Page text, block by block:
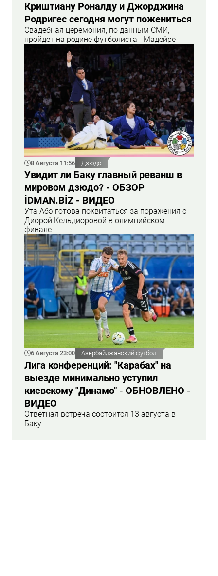
Криштиану Роналду и Джорджина
Родригес сегодня могут пожениться
Свадебная церемония, по данным СМИ,
пройдет на родине футболиста - Мадейре
8 Августа 11:56 Дзюдо
Увидит ли Баку главный реванш в
мировом дзюдо? - ОБЗОР
İDMAN.BİZ - ВИДЕО
Ута Абэ готова поквитаться за поражения с
Диорой Кельдиоровой в олимпийском
финале
6 Августа 23:00 Азербайджанский футбол
Лига конференций: "Карабах" на
выезде минимально уступил
киевскому "Динамо" - ОБНОВЛЕНО -
ВИДЕО
Ответная встреча состоится 13 августа в
Баку